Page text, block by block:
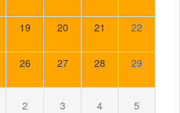
19 20 21 22
26 27 28 29
2 3 4 5